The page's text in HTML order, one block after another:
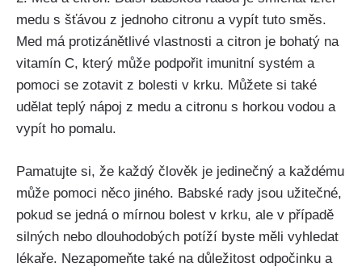
medu s šťávou z​ jednoho ‌citronu a⁤ vypít tuto​ směs.
Med má​ protizánětlivé vlastnosti a citron‌ je bohatý ​na
vitamín C, který může podpořit imunitní systém a​
pomoci se⁤ zotavit z bolesti v krku. Můžete si také
udělat teplý nápoj‍ z medu a citronu s ​horkou vodou a
vypít ho pomalu.
Pamatujte si, ⁤že každý⁤ člověk ⁢je jedinečný‍ a každému
může pomoci ‌něco jiného. Babské⁢ rady jsou ​užitečné,
pokud se jedná o⁣ mírnou⁢ bolest v krku, ale v případě
⁣silných nebo dlouhodobých​ potíží byste ​měli vyhledat
lékaře. Nezapomeňte také na důležitost odpočinku a